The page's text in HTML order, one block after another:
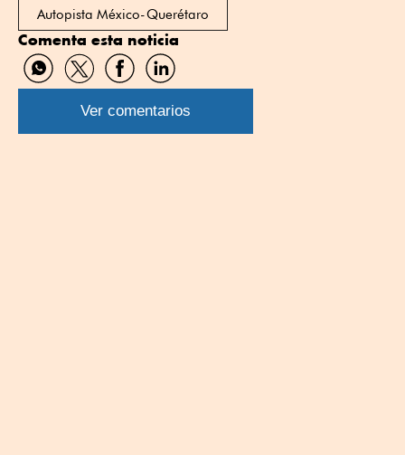
Autopista México-Querétaro
Comenta esta noticia
Compartir
por
WhatsApp
Compartir
por
Twitter
Compartir
por
Facebook
Compartir
por
Linkedin
Ver comentarios